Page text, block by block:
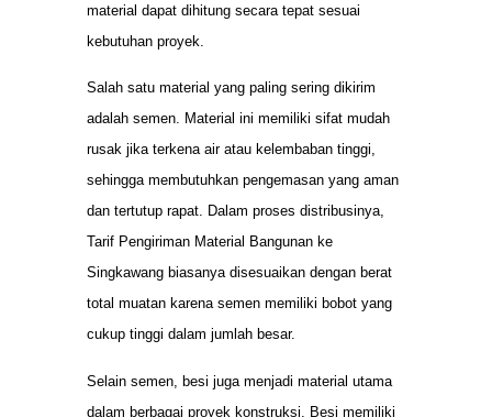
material dapat dihitung secara tepat sesuai
kebutuhan proyek.
Salah satu material yang paling sering dikirim
adalah semen. Material ini memiliki sifat mudah
rusak jika terkena air atau kelembaban tinggi,
sehingga membutuhkan pengemasan yang aman
dan tertutup rapat. Dalam proses distribusinya,
Tarif Pengiriman Material Bangunan ke
Singkawang biasanya disesuaikan dengan berat
total muatan karena semen memiliki bobot yang
cukup tinggi dalam jumlah besar.
Selain semen, besi juga menjadi material utama
dalam berbagai proyek konstruksi. Besi memiliki